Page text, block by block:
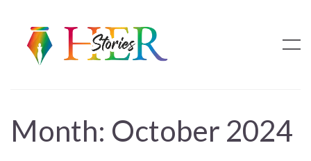
Month: October 2024